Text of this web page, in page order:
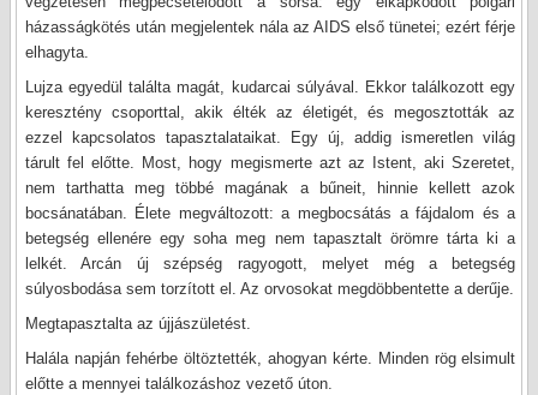
házasságkötés után megjelentek nála az AIDS első tünetei; ezért férje
elhagyta.
Lujza egyedül találta magát, kudarcai súlyával. Ekkor találkozott egy
keresztény csoporttal, akik élték az életigét, és megosztották az
ezzel kapcsolatos tapasztalataikat. Egy új, addig ismeretlen világ
tárult fel előtte. Most, hogy megismerte azt az Istent, aki Szeretet,
nem tarthatta meg többé magának a bűneit, hinnie kellett azok
bocsánatában. Élete megváltozott: a megbocsátás a fájdalom és a
betegség ellenére egy soha meg nem tapasztalt örömre tárta ki a
lelkét. Arcán új szépség ragyogott, melyet még a betegség
súlyosbodása sem torzított el. Az orvosokat megdöbbentette a derűje.
Megtapasztalta az újjászületést.
Halála napján fehérbe öltöztették, ahogyan kérte. Minden rög elsimult
előtte a mennyei találkozáshoz vezető úton.